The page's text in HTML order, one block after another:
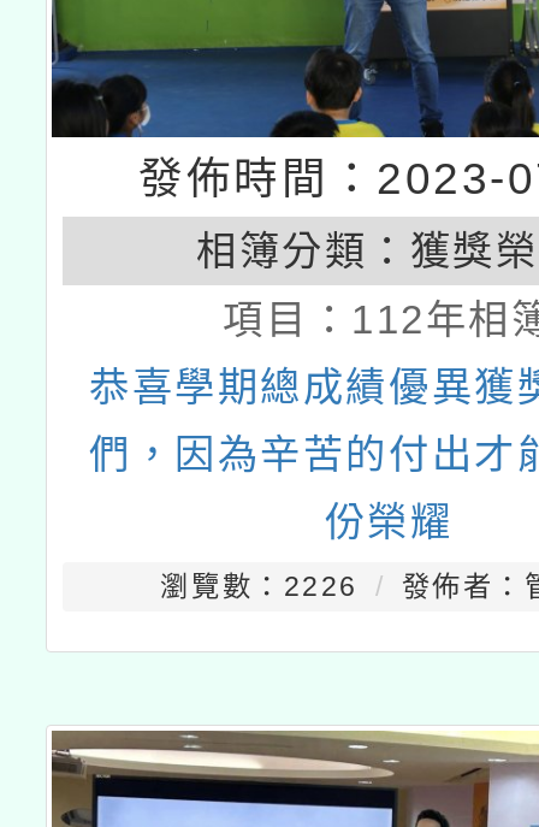
發佈時間：2023-
相簿分類： 獲獎
項目： 112年相
恭喜學期總成績優異獲
們，因為辛苦的付出才
份榮耀
瀏覽數：2226 發佈者：